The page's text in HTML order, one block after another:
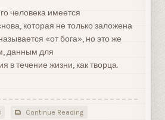
человека имеется
которая не только заложена
«от бога», но это же
данным для
в течение жизни, как творца.
Continue Reading